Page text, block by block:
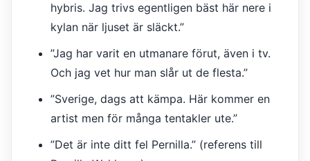
hybris. Jag trivs egentligen bäst här nere i
kylan när ljuset är släckt.”
”Jag har varit en utmanare förut, även i tv.
Och jag vet hur man slår ut de flesta.”
”Sverige, dags att kämpa. Här kommer en
artist men för många tentakler ute.”
”Det är inte ditt fel Pernilla.” (referens till